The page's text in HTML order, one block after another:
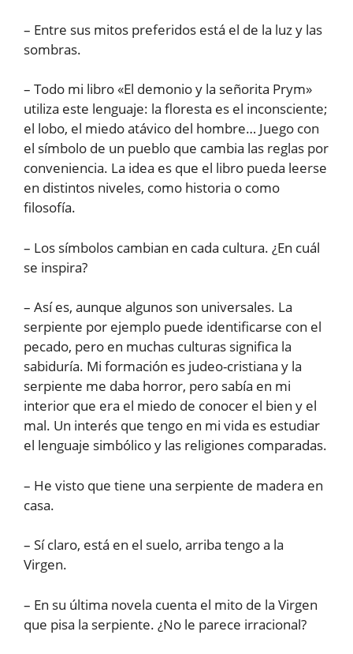
– Entre sus mitos preferidos está el de la luz y las
sombras.
– Todo mi libro «El demonio y la señorita Prym»
utiliza este lenguaje: la floresta es el inconsciente;
el lobo, el miedo atávico del hombre… Juego con
el símbolo de un pueblo que cambia las reglas por
conveniencia. La idea es que el libro pueda leerse
en distintos niveles, como historia o como
filosofía.
– Los símbolos cambian en cada cultura. ¿En cuál
se inspira?
– Así es, aunque algunos son universales. La
serpiente por ejemplo puede identificarse con el
pecado, pero en muchas culturas significa la
sabiduría. Mi formación es judeo-cristiana y la
serpiente me daba horror, pero sabía en mi
interior que era el miedo de conocer el bien y el
mal. Un interés que tengo en mi vida es estudiar
el lenguaje simbólico y las religiones comparadas.
– He visto que tiene una serpiente de madera en
casa.
– Sí claro, está en el suelo, arriba tengo a la
Virgen.
– En su última novela cuenta el mito de la Virgen
que pisa la serpiente. ¿No le parece irracional?